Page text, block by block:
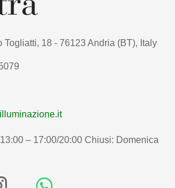
Togliatti, 18 - 76123 Andria (BT), Italy
– 17:00/20:00 Chiusi: Domenica